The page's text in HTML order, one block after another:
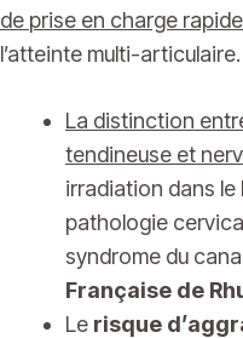
de prise en charge
l’atteinte multi-articulaire.
La distinction
tendineuse et
irradiation dans
pathologie
syndrome du
Française de
Le risque